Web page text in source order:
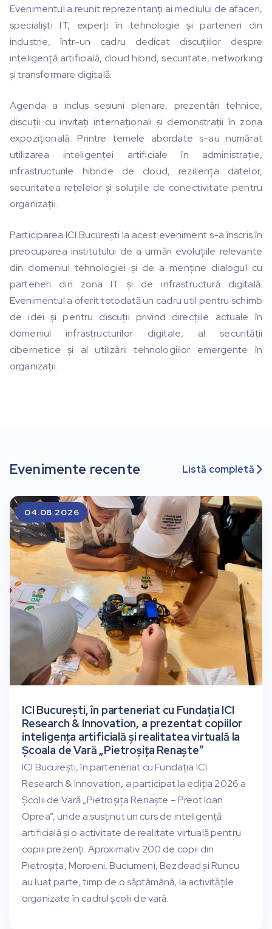
Evenimentul a reunit reprezentanți ai mediului de afaceri,
specialiști IT, experți în tehnologie și parteneri din
industrie, într-un cadru dedicat discuțiilor despre
inteligență artificială, cloud hibrid, securitate, networking
și transformare digitală.
Agenda a inclus sesiuni plenare, prezentări tehnice,
discuții cu invitați internaționali și demonstrații în zona
expozițională. Printre temele abordate s-au numărat
utilizarea inteligenței artificiale în administrație,
infrastructurile hibride de cloud, reziliența datelor,
securitatea rețelelor și soluțiile de conectivitate pentru
organizații.
Participarea ICI București la acest eveniment s-a înscris în
preocuparea institutului de a urmări evoluțiile relevante
din domeniul tehnologiei și de a menține dialogul cu
parteneri din zona IT și de infrastructură digitală.
Evenimentul a oferit totodată un cadru util pentru schimb
de idei și pentru discuții privind direcțiile actuale în
domeniul infrastructurilor digitale, al securității
cibernetice și al utilizării tehnologiilor emergente în
organizații.
Evenimente recente Listă completă 
ICI București, în parteneriat cu Fundația ICI
Research & Innovation, a prezentat copiilor
inteligența artificială și realitatea virtuală la
Școala de Vară „Pietroșița Renaște”
ICI București, în parteneriat cu Fundația ICI
Research & Innovation, a participat la ediția 2026 a
Școlii de Vară „Pietroșița Renaște – Preot Ioan
Oprea”, unde a susținut un curs de inteligență
artificială și o activitate de realitate virtuală pentru
copiii prezenți. Aproximativ 200 de copii din
Pietroșița, Moroeni, Buciumeni, Bezdead și Runcu
au luat parte, timp de o săptămână, la activitățile
organizate în cadrul școlii de vară.
04.08.2026